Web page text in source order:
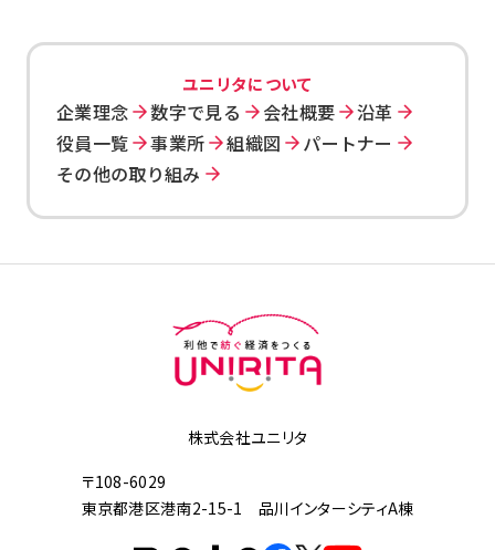
ユニリタについて
企業理念 数字で見る 会社概要
沿革
役員一覧
事業所 組織図
パートナー
その他の取り組み
株式会社ユニリタ
〒108-6029
東京都港区港南2-15-1 品川インターシティA棟